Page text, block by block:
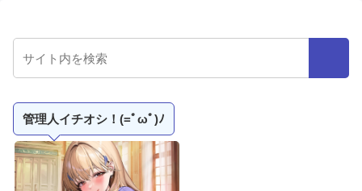
管理人イチオシ！(=ﾟωﾟ)ﾉ